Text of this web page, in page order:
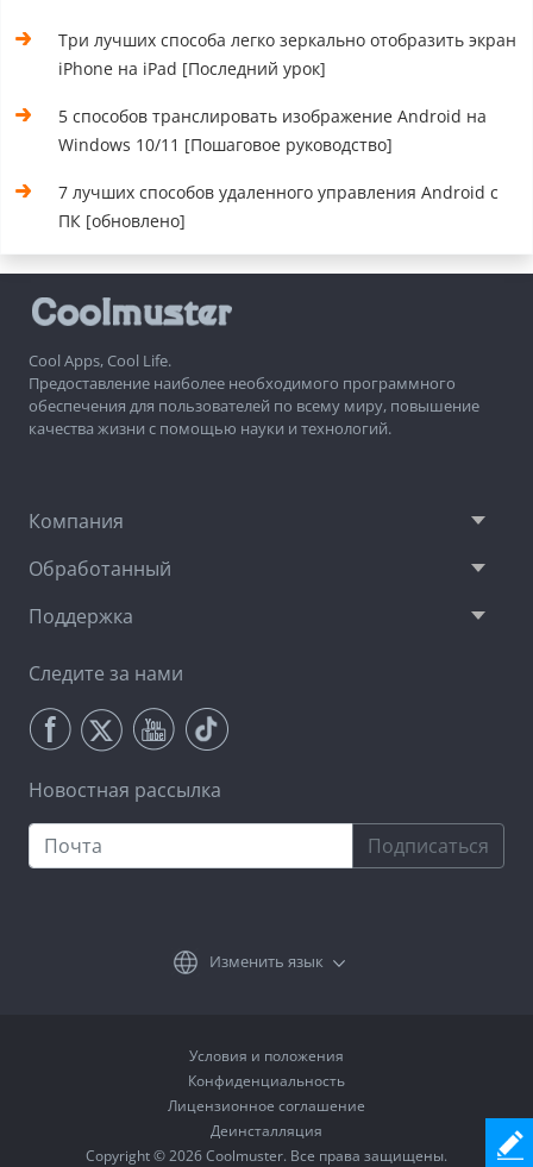
Три лучших способа легко зеркально отобразить экран
iPhone на iPad [Последний урок]
5 способов транслировать изображение Android на
Windows 10/11 [Пошаговое руководство]
7 лучших способов удаленного управления Android с
ПК [обновлено]
Cool Apps, Cool Life.
Предоставление наиболее необходимого программного
обеспечения для пользователей по всему миру, повышение
качества жизни с помощью науки и технологий.
Компания
Обработанный
Поддержка
Следите за нами
Новостная рассылка
Подписаться
Изменить язык
Условия и положения
Конфиденциальность
Лицензионное соглашение
Деинсталляция
Copyright © 2026 Coolmuster. Все права защищены.